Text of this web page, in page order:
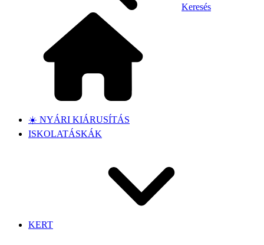
Keresés
☀️ NYÁRI KIÁRUSÍTÁS
ISKOLATÁSKÁK
KERT